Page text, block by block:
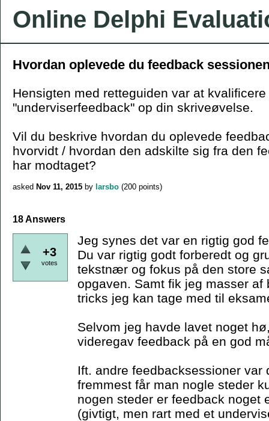
Online Delphi
Hvordan oplevede du feedback
Hensigten med retteguiden var at kvalificere
"underviserfeedback" op din skriveøvelse.
Vil du beskrive hvordan du oplevede
hvorvidt / hvordan den adskilte sig fra den
har modtaget?
asked Nov 11, 2015 by larsbo (200 points)
18 Answers
+3
votes
Jeg synes det var en rigtig god
Du var rigtig godt forberedt og
tekstnær og fokus på den store
opgaven. Samt fik jeg masser af
tricks jeg kan tage med til
Selvom jeg havde lavet noget
videregav feedback på en god
Ift. andre feedbacksessioner
fremmest får man nogle steder
nogen steder er feedback noget
(givtigt, men rart med et